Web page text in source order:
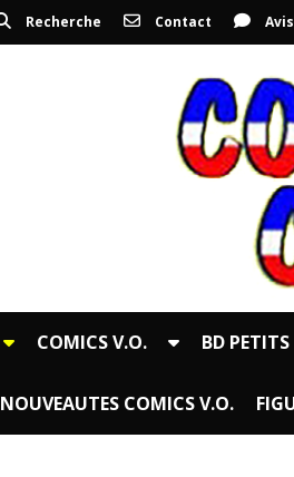
Recherche Contact
COMICS V.O. BD
NOUVEAUTES COMICS V.O.